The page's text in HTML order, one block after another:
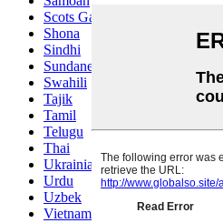
Scots Gaelic
Shona
Sindhi
Sundanese
Swahili
Tajik
Tamil
Telugu
Thai
Ukrainian
Urdu
Uzbek
Vietnamese